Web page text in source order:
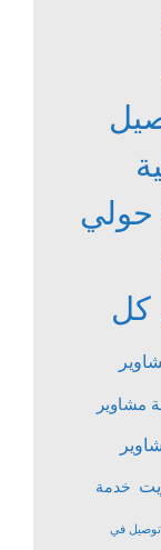
كل
مشاوير
خدمة
في